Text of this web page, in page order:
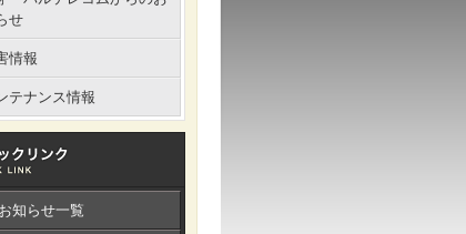
せ
情報
テナンス情報
お知らせ一覧